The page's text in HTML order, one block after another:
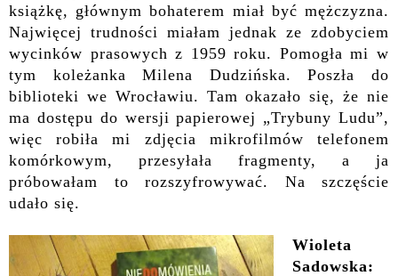
książkę, głównym bohaterem miał być mężczyzna.
Najwięcej trudności miałam jednak ze zdobyciem
wycinków prasowych z 1959 roku. Pomogła mi w
tym koleżanka Milena Dudzińska. Poszła do
biblioteki we Wrocławiu. Tam okazało się, że nie
ma dostępu do wersji papierowej „Trybuny Ludu”,
więc robiła mi zdjęcia mikrofilmów telefonem
komórkowym, przesyłała fragmenty, a ja
próbowałam to rozszyfrowywać. Na szczęście
udało się.
Wioleta
Sadowska: